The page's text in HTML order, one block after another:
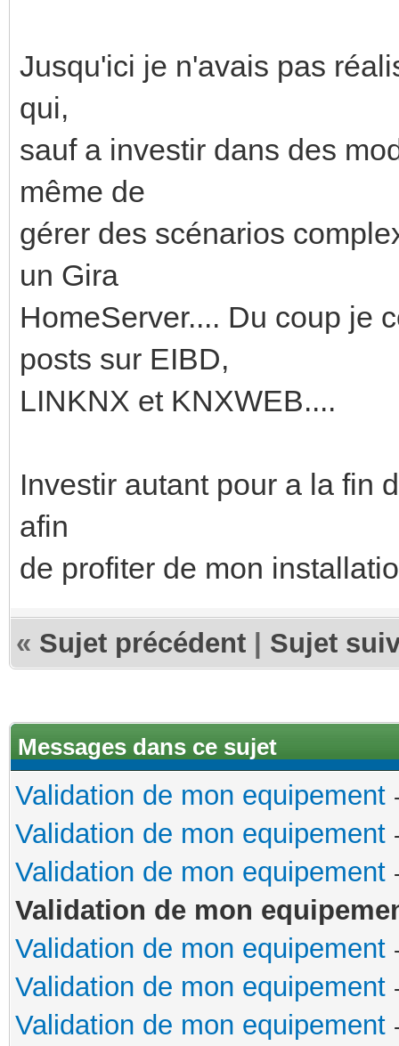
Jusqu'ici je n'avais pas
qui,
sauf a investir dans des
même de
gérer des scénarios
un Gira
HomeServer.... Du coup je
posts sur EIBD,
LINKNX et KNXWEB....
Investir autant pour a la fin
afin
de profiter de mon
« Sujet précédent Sujet
Messages dans ce sujet
Validation de mon equipement
Validation de mon equipement
Validation de mon equipement
Validation de mon
Validation de mon equipement
Validation de mon equipement
Validation de mon equipement